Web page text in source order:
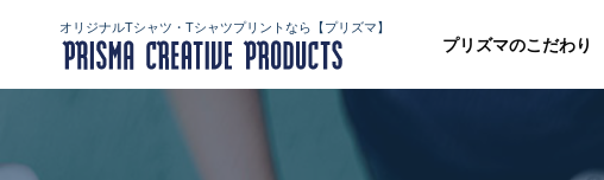
オリジナルTシャツ・Tシャツプリントなら【プリズマ】
プリズマのこだわり